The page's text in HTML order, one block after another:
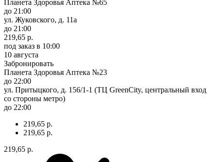
Планета Здоровья Аптека №65
до 21:00
ул. Жуковского, д. 11а
до 21:00
219,65 р.
под заказ в 10:00
10 августа
Забронировать
Планета Здоровья Аптека №23
до 22:00
ул. Притыцкого, д. 156/1-1 (ТЦ GreenCity, центральный вход
со стороны метро)
до 22:00
219,65 р.
219,65 р.
219,65 р.